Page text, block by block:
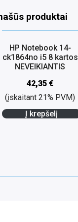
produktai
HP Notebook 14-
ck1864no i5 8 kartos
NEVEIKIANTIS
42,35€
(įskaitant 21% PVM)
Į krepšelį